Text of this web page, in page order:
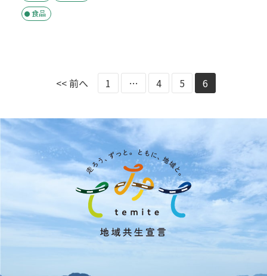
食品
<< 前へ 1 … 4 5 6